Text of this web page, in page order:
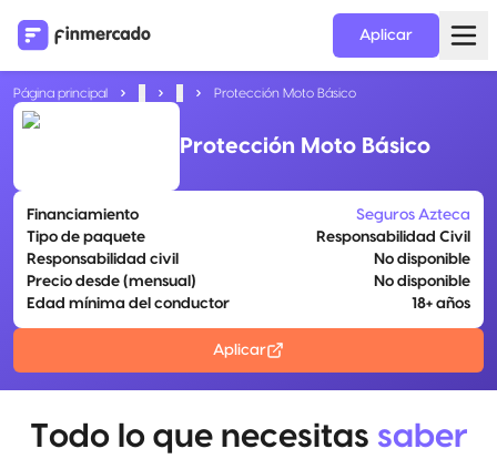
Aplicar
Página principal Protección Moto Básico
Protección Moto Básico
Financiamiento
Seguros Azteca
Tipo de paquete
Responsabilidad Civil
Responsabilidad civil
No disponible
Precio desde (mensual)
No disponible
Edad mínima del conductor
18+ años
Aplicar
Todo lo que necesitas saber